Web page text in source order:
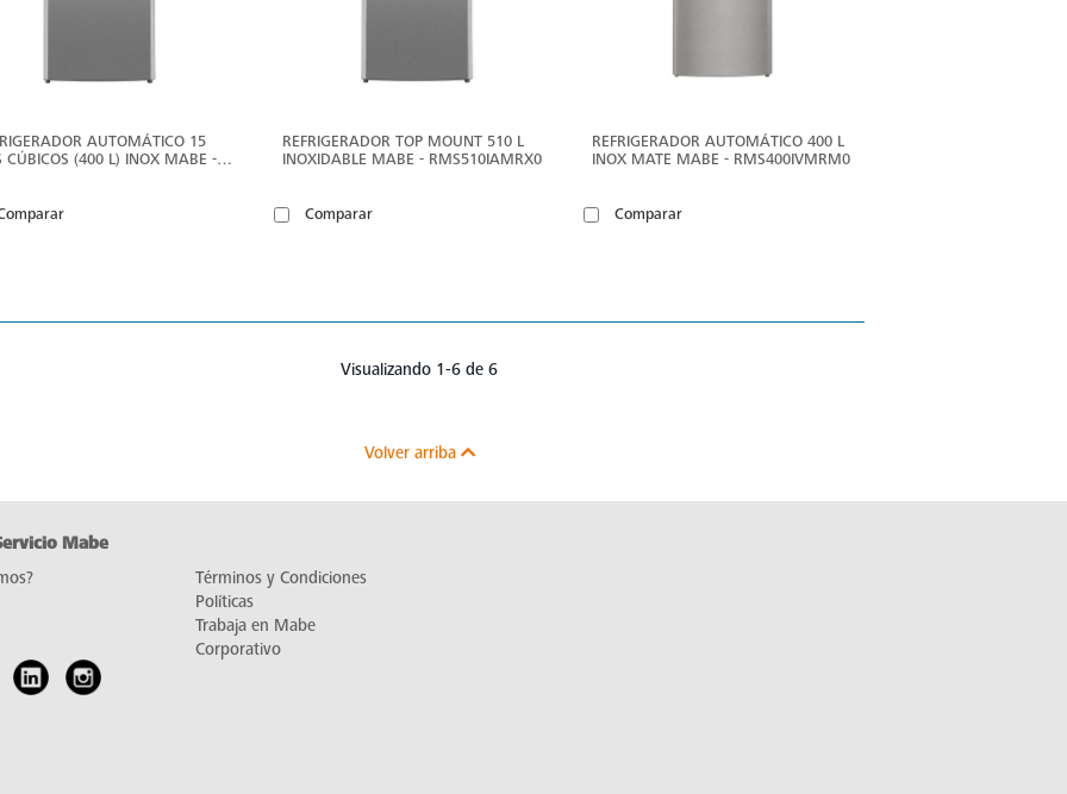
AUTOMÁTICO 15
CÚBICOS (400 L) INOX MABE -
REFRIGERADOR TOP MOUNT 510 L
INOXIDABLE MABE - RMS510IAMRX0
Comparar
REFRIGERADOR AUTOMÁTICO 400 L
INOX MATE MABE - RMS400IVMRM0
Comparar
Visualizando 1-6 de 6
Volver arriba
Mabe
Términos y Condiciones
Políticas
Trabaja en Mabe
Corporativo